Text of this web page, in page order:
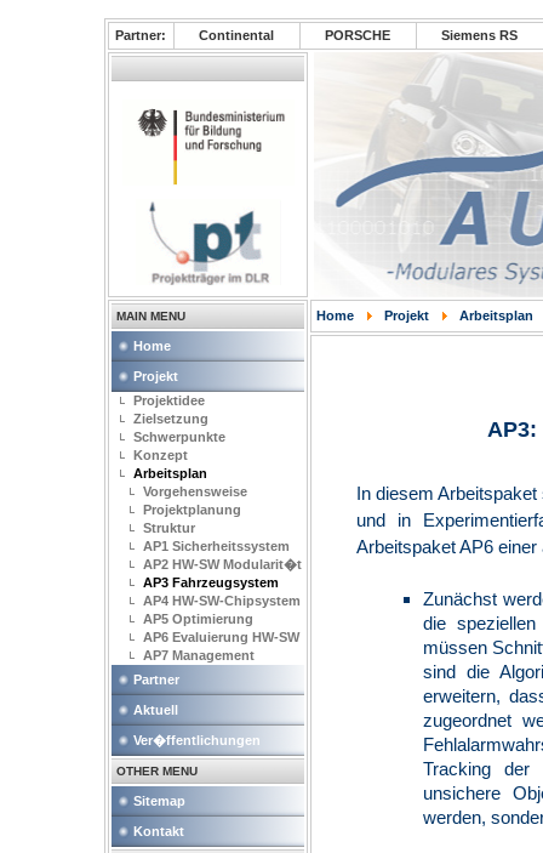
Partner: Continental PORSCHE Siemens RS
MAIN MENU
Home
Projekt
Projektidee
Zielsetzung
Schwerpunkte
Konzept
Arbeitsplan
Vorgehensweise
Projektplanung
Struktur
AP1 Sicherheitssystem
AP2 HW-SW Modularit�t
AP3 Fahrzeugsystem
AP4 HW-SW-Chipsystem
AP5 Optimierung
AP6 Evaluierung HW-SW
AP7 Management
Partner
Aktuell
Ver�ffentlichungen
OTHER MENU
Sitemap
Kontakt
Home Projekt Arbeitsplan
AP3:
In diesem
und in
Arbeitspaket AP6
Zunächst
die
müssen
sind die
erweitern,
zugeordnet
Tracking der
unsichere
werden,